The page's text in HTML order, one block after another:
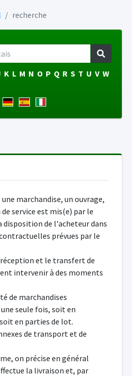
recherche
K L M N O P Q R S T U V W
marchandise, un ouvrage,
service est mis(e) par le
disposition de l'acheteur dans
prévues par le
et le transfert de
intervenir à des moments
de marchandises
seule fois, soit en
en parties de lot.
de transport et de
on précise en général
la livraison et, par